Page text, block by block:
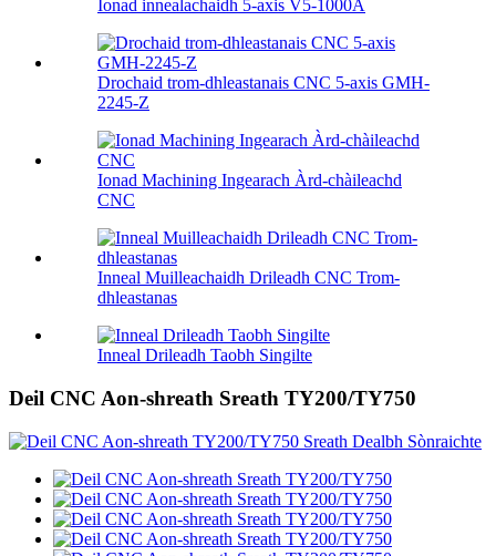
Ionad innealachaidh 5-axis V5-1000A
Drochaid trom-dhleastanais CNC 5-axis GMH-
2245-Z
Ionad Machining Ingearach Àrd-chàileachd
CNC
Inneal Muilleachaidh Drileadh CNC Trom-
dhleastanas
Inneal Drileadh Taobh Singilte
Deil CNC Aon-shreath Sreath TY200/TY750